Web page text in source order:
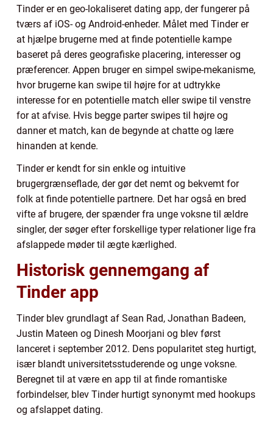
Tinder er en geo-lokaliseret dating app, der fungerer på
tværs af iOS- og Android-enheder. Målet med Tinder er
at hjælpe brugerne med at finde potentielle kampe
baseret på deres geografiske placering, interesser og
præferencer. Appen bruger en simpel swipe-mekanisme,
hvor brugerne kan swipe til højre for at udtrykke
interesse for en potentielle match eller swipe til venstre
for at afvise. Hvis begge parter swipes til højre og
danner et match, kan de begynde at chatte og lære
hinanden at kende.
Tinder er kendt for sin enkle og intuitive
brugergrænseflade, der gør det nemt og bekvemt for
folk at finde potentielle partnere. Det har også en bred
vifte af brugere, der spænder fra unge voksne til ældre
singler, der søger efter forskellige typer relationer lige fra
afslappede møder til ægte kærlighed.
Historisk gennemgang af
Tinder app
Tinder blev grundlagt af Sean Rad, Jonathan Badeen,
Justin Mateen og Dinesh Moorjani og blev først
lanceret i september 2012. Dens popularitet steg hurtigt,
især blandt universitetsstuderende og unge voksne.
Beregnet til at være en app til at finde romantiske
forbindelser, blev Tinder hurtigt synonymt med hookups
og afslappet dating.